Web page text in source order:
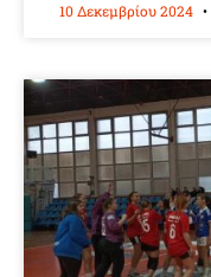
10 Δεκεμβρίου 2024